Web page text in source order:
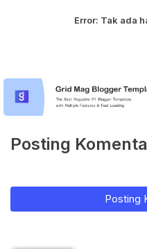
Error: Tak ada
Posting
Posting